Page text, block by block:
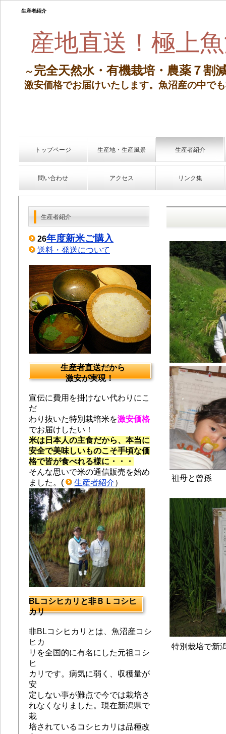
生産者紹介
産地直送！極上
～完全天然水・有機栽培・農薬７割
激安価格でお届けいたします。 魚沼産の中で
トップページ 生産地・生産風景 生産者紹介
問い合わせ アクセス リンク集
祖母と曾孫
特別栽培で新
生産者紹介
26年度新米ご購入
送料・発送について
生産者直送だから
激安が実現！
宣伝に費用を掛けない代わりにこ
だ
わり抜いた特別栽培米を激安価格
でお届けしたい！
米は日本人の主食だから、本当に
安全で美味しいものこそ手頃な価
格で皆が食べれる様に・・・
そんな思いで米の通信販売を始め
ました。(
生産者紹介）
BLコシヒカリと非ＢＬコシヒ
カリ
非BLコシヒカリとは、魚沼産コシ
ヒカ
リを全国的に有名にした元祖コシ
ヒ
カリです。 病気に弱く、収穫量が
安
定しない事が難点で今では栽培さ
れなくなりました。現在新潟県で
栽
培されているコシヒカリは品種改